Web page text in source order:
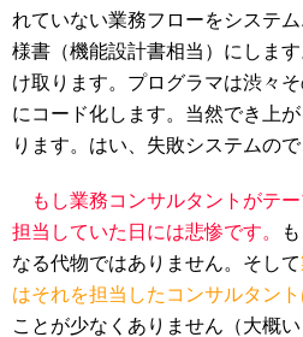
れていない業務フローをシステ
様書（機能設計書相当）にしま
け取ります。プログラマは渋々
にコード化します。当然でき上
ります。はい、失敗システムので
もし業務コンサルタントがテ
担当していた日には悲惨です。
なる代物ではありません。そして
はそれを担当したコンサルタン
ことが少なくありません（大概い